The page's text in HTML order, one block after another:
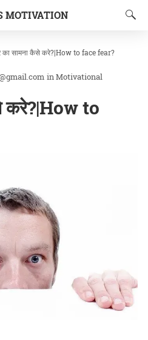
MOTIVATION
का सामना कैसे करे?|How to face fear?
inMotivational
करे?|How to